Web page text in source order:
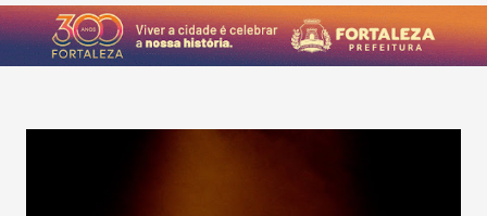
a
g
e